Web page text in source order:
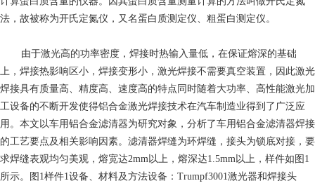
法，故被称为开氏定氮仪，又名蛋白质测定仪、粗蛋白测定仪。
由于激光高的功率密度，焊接时热输入量低，在保证熔深的基础
上，焊接热影响区小，焊接变形小，激光焊接不需要真空装置，因此激光
焊接具有质量高、精度高、速度高的特点同时随着大功率、高性能激光加
工设备的不断开发使得铝合金激光焊接技术在汽车制造业得到了广泛应
用。本文以车用铝合金滤清器为研究对象，分析了车用铝合金滤清器焊接
的工艺要点及相关影响因素。滤清器焊缝为环焊缝，接头为锁底对接，要
求焊缝表观均匀美观，熔宽达2mm以上，熔深达1.5mm以上，样件如图1
所示。图1样件1设备、材料及方法设备：Trumpf3001激光器和焊接头